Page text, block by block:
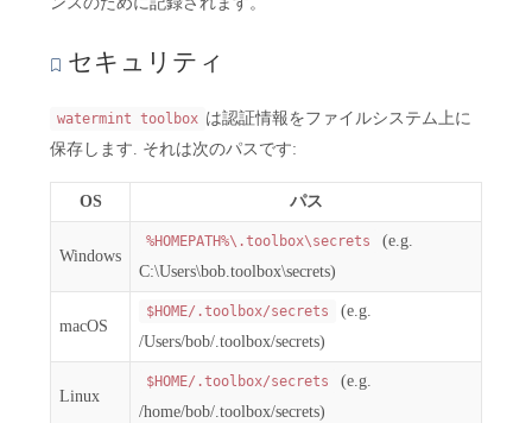
セキュリティ
watermint toolbox は認証情報をファイルシステム上に
保存します. それは次のパスです:
OS パス
Windows
%HOMEPATH%\.toolbox\secrets
(e.g.
C:\Users\bob.toolbox\secrets)
macOS
$HOME/.toolbox/secrets
(e.g.
/Users/bob/.toolbox/secrets)
Linux
$HOME/.toolbox/secrets
(e.g.
/home/bob/.toolbox/secrets)